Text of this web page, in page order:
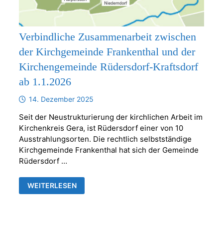
Verbindliche Zusammenarbeit zwischen
der Kirchgemeinde Frankenthal und der
Kirchengemeinde Rüdersdorf-Kraftsdorf
ab 1.1.2026
14. Dezember 2025
Seit der Neustrukturierung der kirchlichen Arbeit im
Kirchenkreis Gera, ist Rüdersdorf einer von 10
Ausstrahlungsorten. Die rechtlich selbstständige
Kirchgemeinde Frankenthal hat sich der Gemeinde
Rüdersdorf …
VERBINDLICHE
ZUSAMMENARBEIT
ZWISCHEN
WEITERLESEN